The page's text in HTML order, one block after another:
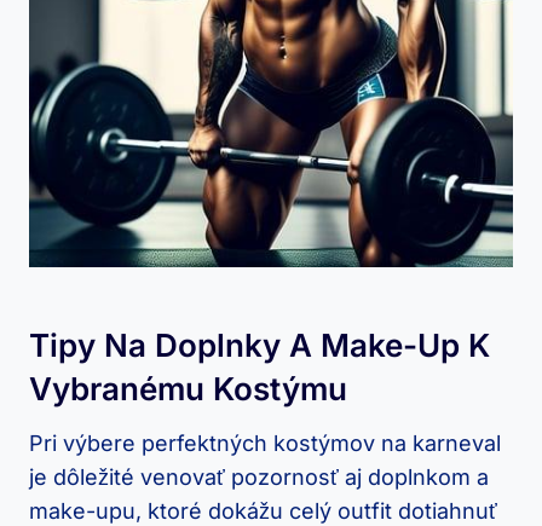
Tipy Na Doplnky A Make-Up K
Vybranému Kostýmu
Pri výbere perfektných kostýmov na karneval
je dôležité venovať pozornosť aj doplnkom a
make-upu, ktoré dokážu celý outfit dotiahnuť